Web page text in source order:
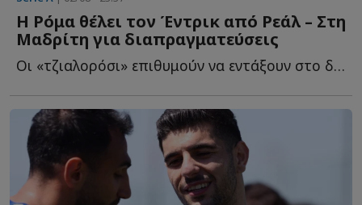
Η Ρόμα θέλει τον Έντρικ από Ρεάλ – Στη
Μαδρίτη για διαπραγματεύσεις
Οι «τζιαλορόσι» επιθυμούν να εντάξουν στο δυναμικό τ...